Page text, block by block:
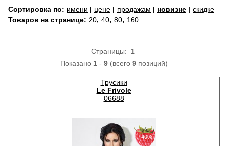
Сортировка по: имени | цене | продажам | новизне | скидке
Товаров на странице: 20, 40, 80, 160
Страницы: 1
Показано 1- 9(всего 9позиций)
Трусики
Le Frivole
06688
−40%